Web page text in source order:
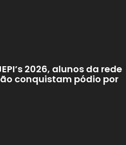
2026, alunos da rede
conquistam pódio por